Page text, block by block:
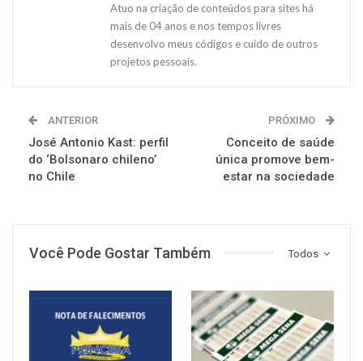
Atuo na criação de conteúdos para sites há
mais de 04 anos e nos tempos livres
desenvolvo meus códigos e cuido de outros
projetos pessoais.
ANTERIOR
José Antonio Kast: perfil
do ‘Bolsonaro chileno’
no Chile
PRÓXIMO
Conceito de saúde
única promove bem-
estar na sociedade
Todos
Você Pode Gostar Também
NOTÍCIAS